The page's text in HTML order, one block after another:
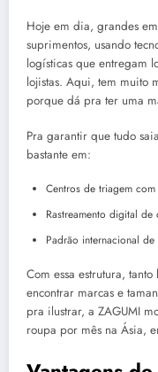
Hoje em dia, grandes
suprimentos, usando
logísticas que entregam
lojistas. Aqui, tem muito
porque dá pra ter uma
Pra garantir que tudo
bastante em:
Centros de triagem
Rastreamento digital de
Padrão internacional
Com essa estrutura,
encontrar marcas e
pra ilustrar, a ZAGUMI
roupa por mês na Ásia,